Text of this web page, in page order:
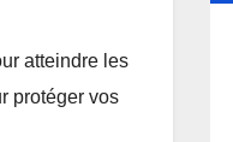
atteindre les
protéger vos